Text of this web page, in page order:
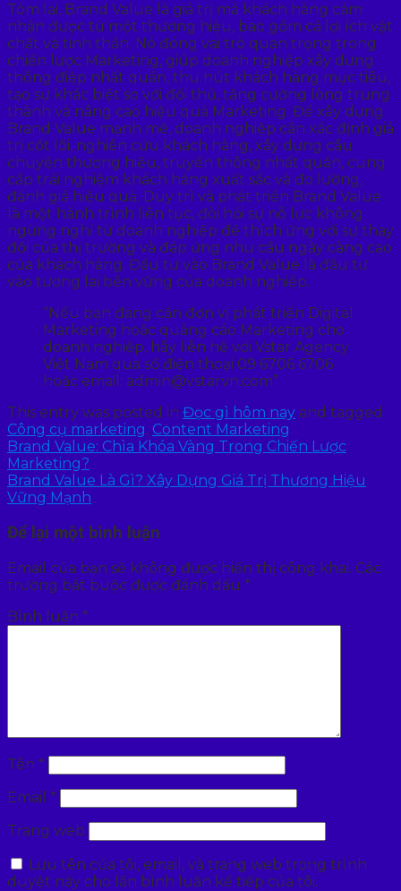
Tóm lại, Brand Value là giá trị mà khách hàng cảm
nhận được từ một thương hiệu, bao gồm cả lợi ích vật
chất và tinh thần. Nó đóng vai trò quan trọng trong
chiến lược Marketing, giúp doanh nghiệp xây dựng
thông điệp nhất quán, thu hút khách hàng mục tiêu,
tạo sự khác biệt so với đối thủ, tăng cường lòng trung
thành và nâng cao hiệu quả Marketing. Để xây dựng
Brand Value mạnh mẽ, doanh nghiệp cần xác định giá
trị cốt lõi, nghiên cứu khách hàng, xây dựng câu
chuyện thương hiệu, truyền thông nhất quán, cung
cấp trải nghiệm khách hàng xuất sắc và đo lường,
đánh giá hiệu quả. Duy trì và phát triển Brand Value
là một hành trình liên tục, đòi hỏi sự nỗ lực không
ngừng nghỉ từ doanh nghiệp để thích ứng với sự thay
đổi của thị trường và đáp ứng nhu cầu ngày càng cao
của khách hàng. Đầu tư vào Brand Value là đầu tư
vào tương lai bền vững của doanh nghiệp.
“Nếu bạn đang cần đơn vị phát triển Digital
Marketing hoặc quảng cáo Marketing cho
doanh nghiệp, hãy liên hệ với Vstar Agency
Việt Nam qua số điện thoại 09 6706 6706
hoặc email: admin@vstarvn.com”
This entry was posted in Đọc gì hôm nay and tagged
Công cụ marketing, Content Marketing.
Brand Value: Chìa Khóa Vàng Trong Chiến Lược
Marketing?
Brand Value Là Gì? Xây Dựng Giá Trị Thương Hiệu
Vững Mạnh
Để lại một bình luận
Email của bạn sẽ không được hiển thị công khai. Các
trường bắt buộc được đánh dấu *
Bình luận *
Tên *
Email *
Trang web
Lưu tên của tôi, email, và trang web trong trình
duyệt này cho lần bình luận kế tiếp của tôi.